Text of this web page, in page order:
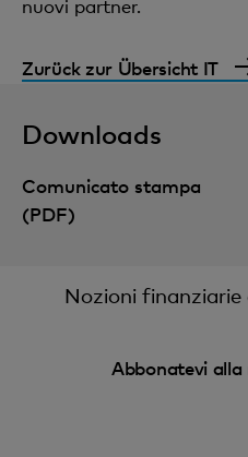
nuovi partner.
Zurück zur Übersicht IT
Downloads
Comunicato stampa
(PDF)
Nozioni
Abbonatevi